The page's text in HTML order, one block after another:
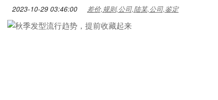
2023-10-29 03:46:00 差价,规则,公司,陆某,公司,鉴定